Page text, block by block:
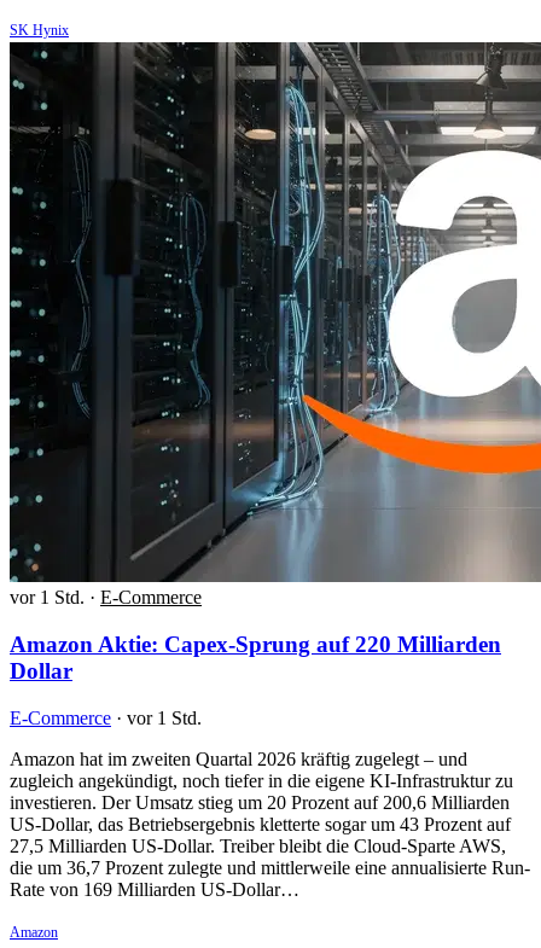
SK Hynix
vor 1 Std. · E-Commerce
Amazon Aktie: Capex-Sprung auf 220 Milliarden
Dollar
E-Commerce · vor 1 Std.
Amazon hat im zweiten Quartal 2026 kräftig zugelegt – und
zugleich angekündigt, noch tiefer in die eigene KI-Infrastruktur zu
investieren. Der Umsatz stieg um 20 Prozent auf 200,6 Milliarden
US-Dollar, das Betriebsergebnis kletterte sogar um 43 Prozent auf
27,5 Milliarden US-Dollar. Treiber bleibt die Cloud-Sparte AWS,
die um 36,7 Prozent zulegte und mittlerweile eine annualisierte Run-
Rate von 169 Milliarden US-Dollar…
Amazon